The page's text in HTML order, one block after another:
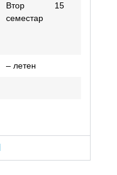
Втор
семестар
15
– летен